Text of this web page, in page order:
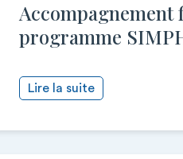
programme
Lire la suite